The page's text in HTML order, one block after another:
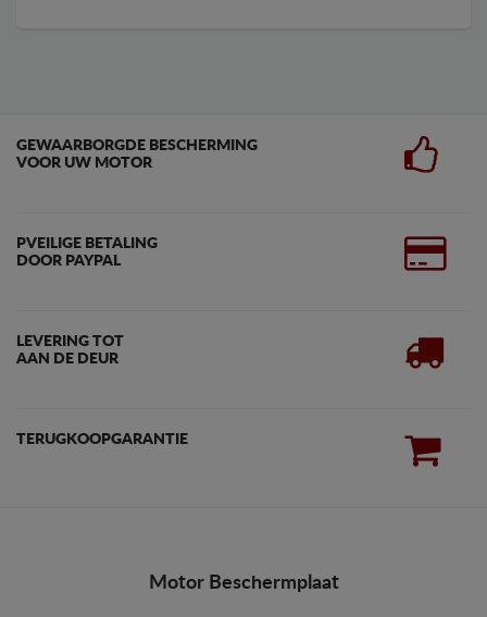
GEWAARBORGDE BESCHERMING
VOOR UW MOTOR
PVEILIGE BETALING
DOOR PAYPAL
LEVERING TOT
AAN DE DEUR
TERUGKOOPGARANTIE
Motor Beschermplaat